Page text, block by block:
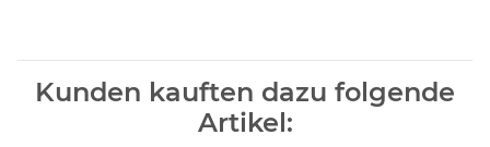
Kunden kauften dazu folgende
Artikel: